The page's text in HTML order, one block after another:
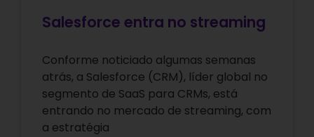
Salesforce entra no streaming
Conforme noticiado algumas semanas
atrás, a Salesforce (CRM), líder global no
segmento de SaaS para CRMs, está
entrando no mercado de streaming, com
a estratégia